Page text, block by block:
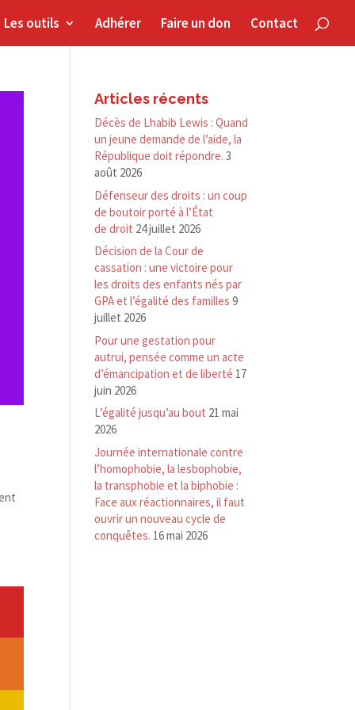
Les outils Adhérer Faire un don Contact
Articles récents
Décès de Lhabib Lewis : Quand
un jeune demande de l’aide, la
République doit répondre. 3
août 2026
Défenseur des droits : un coup
de boutoir porté à l’État
de droit 24 juillet 2026
Décision de la Cour de
cassation : une victoire pour
les droits des enfants nés par
GPA et l’égalité des familles 9
juillet 2026
Pour une gestation pour
autrui, pensée comme un acte
d’émancipation et de liberté 17
juin 2026
L’égalité jusqu’au bout 21 mai
2026
Journée internationale contre
l’homophobie, la lesbophobie,
la transphobie et la biphobie :
Face aux réactionnaires, il faut
ouvrir un nouveau cycle de
conquêtes. 16 mai 2026